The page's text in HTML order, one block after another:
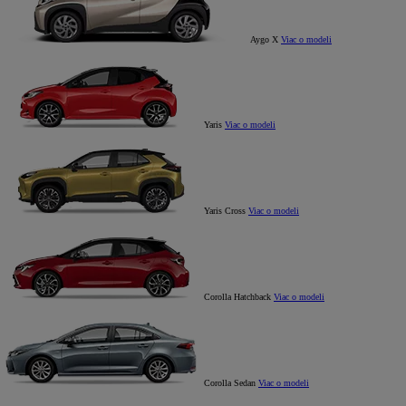
Aygo X Viac o modeli
Yaris Viac o modeli
Yaris Cross Viac o modeli
Corolla Hatchback Viac o modeli
Corolla Sedan Viac o modeli